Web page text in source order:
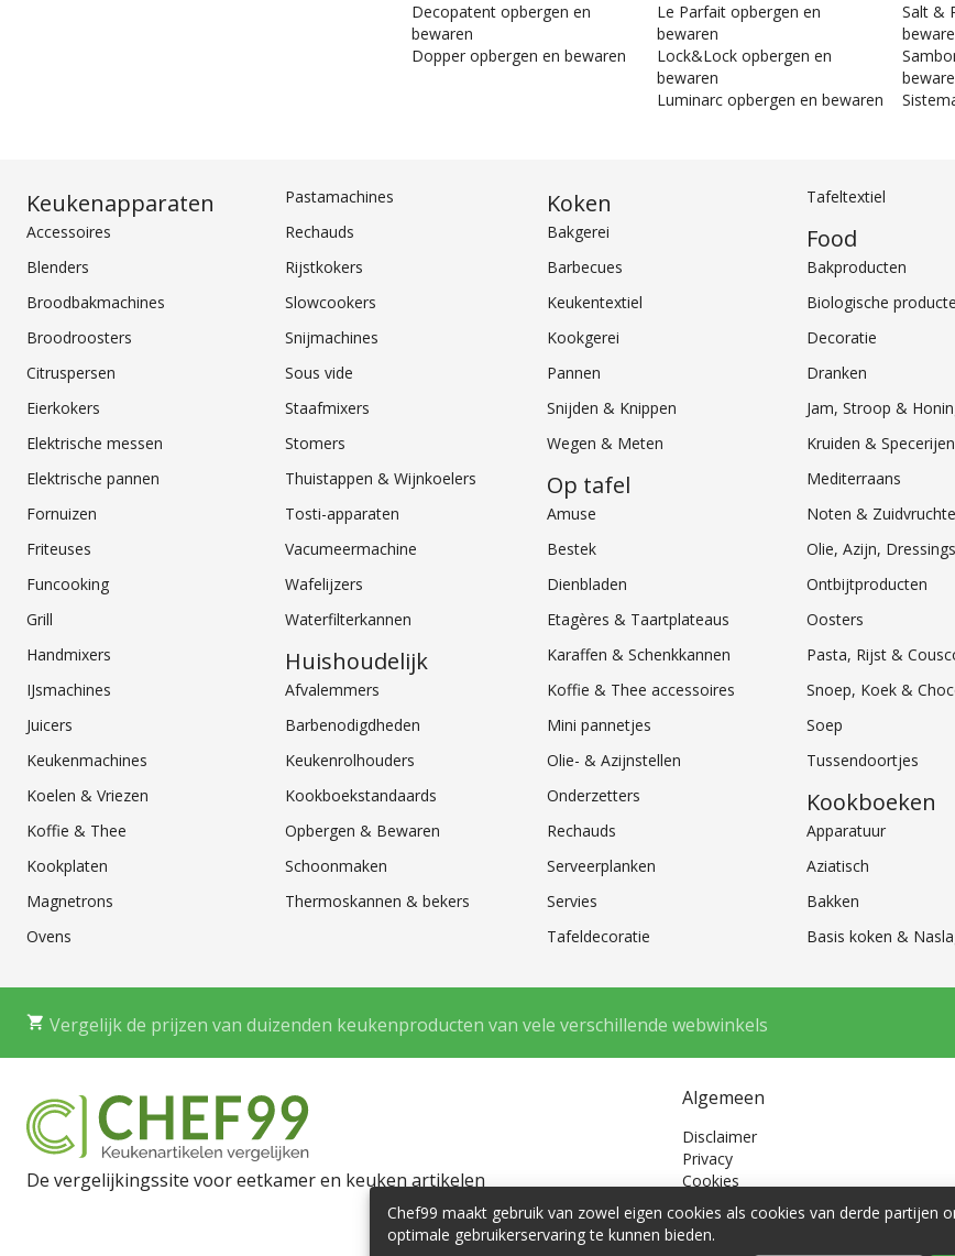
Decopatent opbergen en
bewaren
Dopper opbergen en bewaren
Le Parfait opbergen en
bewaren
Lock&Lock opbergen en
bewaren
Luminarc opbergen en bewaren
Salt &
Keukenapparaten
Accessoires
Blenders
Broodbakmachines
Broodroosters
Citruspersen
Eierkokers
Elektrische messen
Elektrische pannen
Fornuizen
Friteuses
Funcooking
Grill
Handmixers
IJsmachines
Juicers
Keukenmachines
Koelen & Vriezen
Koffie & Thee
Kookplaten
Magnetrons
Ovens
Pastamachines
Rechauds
Rijstkokers
Slowcookers
Snijmachines
Sous vide
Staafmixers
Stomers
Thuistappen & Wijnkoelers
Tosti-apparaten
Vacumeermachine
Wafelijzers
Waterfilterkannen
Huishoudelijk
Afvalemmers
Barbenodigdheden
Keukenrolhouders
Kookboekstandaards
Opbergen & Bewaren
Schoonmaken
Thermoskannen & bekers
Koken
Bakgerei
Barbecues
Keukentextiel
Kookgerei
Pannen
Snijden & Knippen
Wegen & Meten
Op tafel
Amuse
Bestek
Dienbladen
Etagères & Taartplateaus
Karaffen & Schenkkannen
Koffie & Thee accessoires
Mini pannetjes
Olie- & Azijnstellen
Onderzetters
Rechauds
Serveerplanken
Servies
Tafeldecoratie
Tafeltextiel
Food
Bakproducten
Biologische
Decoratie
Dranken
Jam, Stroop &
Kruiden & Specerijen
Mediterraans
Noten &
Olie, Azijn,
Ontbijtproducten
Oosters
Pasta, Rijst &
Snoep, Koek &
Soep
Tussendoortjes
Kookboeken
Apparatuur
Aziatisch
Bakken
Basis koken &
Vergelijk de prijzen van duizenden keukenproducten van vele verschillende webwinkels
De vergelijkingssite voor eetkamer en keuken artikelen
Algemeen
Disclaimer
Privacy
Cookies
Cookie voorkeuren
Chef99 maakt gebruik van zowel eigen cookies als cookies van derde partijen
optimale gebruikerservaring te kunnen bieden.